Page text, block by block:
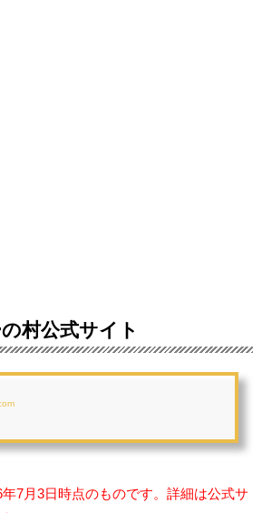
村公式サイト
7月3日時点のものです。詳細は公式サ